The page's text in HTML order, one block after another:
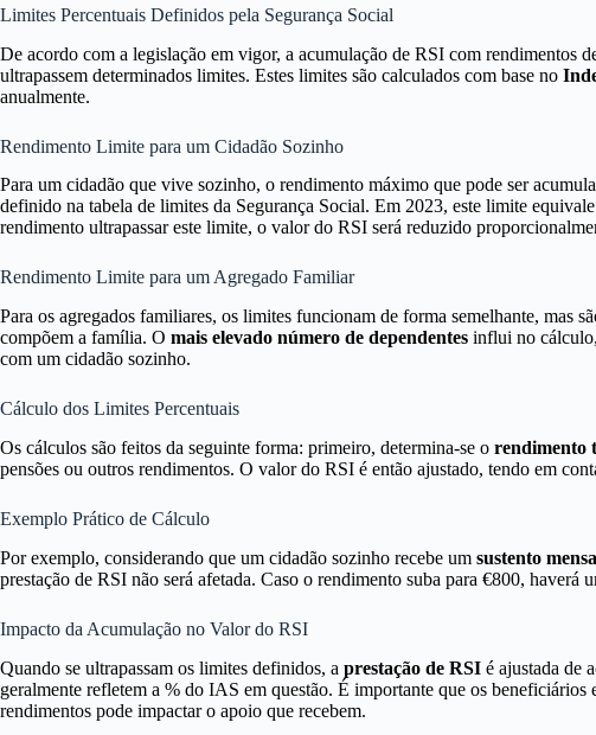
Limites Percentuais Definidos pela Segurança Social
De acordo com a legislação em vigor, a acumulação de RSI com rendimentos
ultrapassem determinados limites. Estes limites são calculados com base no
anualmente.
Rendimento Limite para um Cidadão Sozinho
Para um cidadão que vive sozinho, o rendimento máximo que pode ser
definido na tabela de limites da Segurança Social. Em 2023, este limite
rendimento ultrapassar este limite, o valor do RSI será reduzido
Rendimento Limite para um Agregado Familiar
Para os agregados familiares, os limites funcionam de forma semelhante, mas
compõem a família. O mais elevado número de dependentes influi no
com um cidadão sozinho.
Cálculo dos Limites Percentuais
Os cálculos são feitos da seguinte forma: primeiro, determina-se o rendimento
pensões ou outros rendimentos. O valor do RSI é então ajustado, tendo em
Exemplo Prático de Cálculo
Por exemplo, considerando que um cidadão sozinho recebe um sustento
prestação de RSI não será afetada. Caso o rendimento suba para €800, haverá
Impacto da Acumulação no Valor do RSI
Quando se ultrapassam os limites definidos, a prestação de RSI é ajustada de
geralmente refletem a % do IAS em questão. É importante que os beneficiários
rendimentos pode impactar o apoio que recebem.